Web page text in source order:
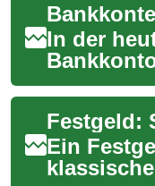
In der
dient
Aufbewa...
Ein